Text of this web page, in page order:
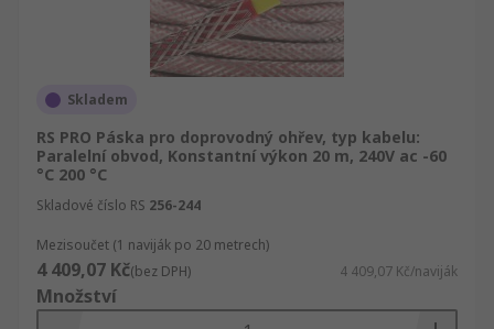
Skladem
RS PRO Páska pro doprovodný ohřev, typ kabelu:
Paralelní obvod, Konstantní výkon 20 m, 240V ac -60
°C 200 °C
Skladové číslo RS 256-244
Mezisoučet (1 naviják po 20 metrech)
4 409,07 Kč(bez DPH) 4 409,07 Kč/naviják
Množství